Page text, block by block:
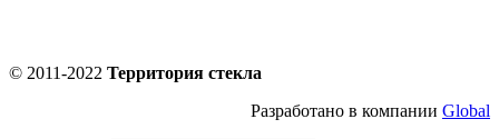
© 2011-2022 Территория стекла
Разработано в компании Global